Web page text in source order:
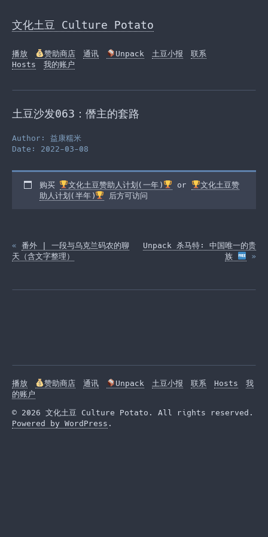
to
the
文化土豆 Culture Potato
播放 赞助商店 通讯 Unpack 土豆小报
联系
Hosts
我的账户
土豆沙发063：僭主的套路
Author: 益康糯米
Date: 2022-03-08
购买 文化土豆赞助人计划(一年) or
文化土豆赞
助人计划(半年)
后方可访问
« 番外 | 一段与乌克兰码农的聊
天（含文字整理）
Unpack 杀马特: 中国唯一的贵
族
»
播放 赞助商店 通讯 Unpack 土豆小报 联系 Hosts
我
的账户
© 2026 文化土豆 Culture Potato. All rights reserved.
Powered by WordPress .